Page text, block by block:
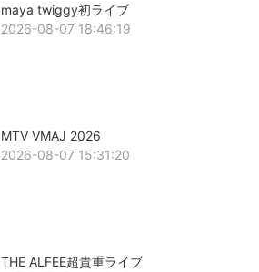
maya twiggy初ライブ
2026-08-07 18:46:19
MTV VMAJ 2026
2026-08-07 15:31:20
THE ALFEE超貴重ライブ